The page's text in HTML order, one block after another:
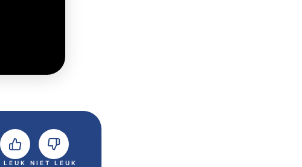
LEUK NIET LEUK